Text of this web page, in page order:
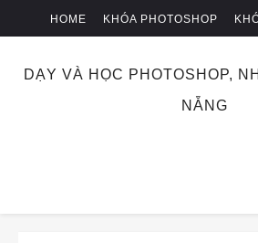
HOME KHÓA PHOTOSHOP
DẠY VÀ HỌC PHOTOSHOP,
NẴNG